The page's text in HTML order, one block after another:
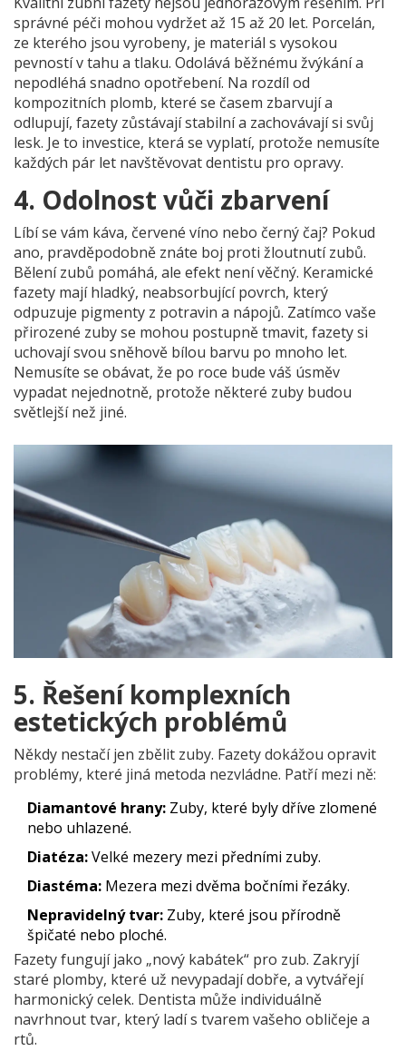
správné péči mohou vydržetaž 15 až 20 let. Porcelán,
ze kterého jsou vyrobeny, je materiál s vysokou
pevností v tahu a tlaku. Odolává běžnému žvýkání a
nepodléhá snadno opotřebení. Na rozdíl od
kompozitních plomb, které se časem zbarvují a
odlupují, fazety zůstávají stabilní a zachovávají si svůj
lesk. Je to investice, která se vyplatí, protože nemusíte
každých pár let navštěvovat dentistu pro opravy.
4. Odolnost vůči zbarvení
Líbí se vám káva, červené víno nebo černý čaj? Pokud
ano, pravděpodobně znáte boj proti žloutnutí zubů.
Bělení zubů pomáhá, ale efekt není věčný. Keramické
fazety mají hladký, neabsorbující povrch, který
odpuzuje pigmenty z potravin a nápojů. Zatímco vaše
přirozené zuby se mohou postupně tmavit, fazety si
uchovají svou sněhově bílou barvu po mnoho let.
Nemusíte se obávat, že po roce bude váš úsměv
vypadat nejednotně, protože některé zuby budou
světlejší než jiné.
5. Řešení komplexních
estetických problémů
Někdy nestačí jen zbělit zuby. Fazety dokážou opravit
problémy, které jiná metoda nezvládne. Patří mezi ně:
Diamantové hrany: Zuby, které byly dříve zlomené
nebo uhlazené.
Diatéza:Velké mezery mezi předními zuby.
Diastéma: Mezera mezi dvěma bočními řezáky.
Nepravidelný tvar: Zuby, které jsou přírodně
špičaté nebo ploché.
Fazety fungují jako „nový kabátek“ pro zub. Zakryjí
staré plomby, které už nevypadají dobře, a vytvářejí
harmonický celek. Dentista může individuálně
navrhnout tvar, který ladí s tvarem vašeho obličeje a
rtů.